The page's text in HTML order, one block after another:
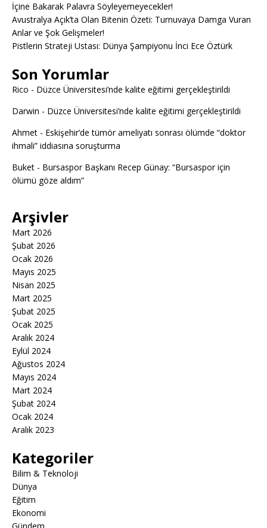
İçine Bakarak Palavra Söyleyemeyecekler!
Avustralya Açık’ta Olan Bitenin Özeti: Turnuvaya Damga Vuran
Anlar ve Şok Gelişmeler!
Pistlerin Strateji Ustası: Dünya Şampiyonu İnci Ece Öztürk
Son Yorumlar
Rico - Düzce Üniversitesi’nde kalite eğitimi gerçekleştirildi
Darwin - Düzce Üniversitesi’nde kalite eğitimi gerçekleştirildi
Ahmet - Eskişehir’de tümör ameliyatı sonrası ölümde “doktor
ihmali” iddiasına soruşturma
Buket - Bursaspor Başkanı Recep Günay: “Bursaspor için
ölümü göze aldım”
Arşivler
Mart 2026
Şubat 2026
Ocak 2026
Mayıs 2025
Nisan 2025
Mart 2025
Şubat 2025
Ocak 2025
Aralık 2024
Eylül 2024
Ağustos 2024
Mayıs 2024
Mart 2024
Şubat 2024
Ocak 2024
Aralık 2023
Kategoriler
Bilim & Teknoloji
Dünya
Eğitim
Ekonomi